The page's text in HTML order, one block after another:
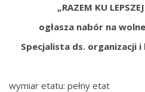
„RAZEM KU
ogłasza nabór na
Specjalista ds. organizacji
wymiar etatu: pełny etat